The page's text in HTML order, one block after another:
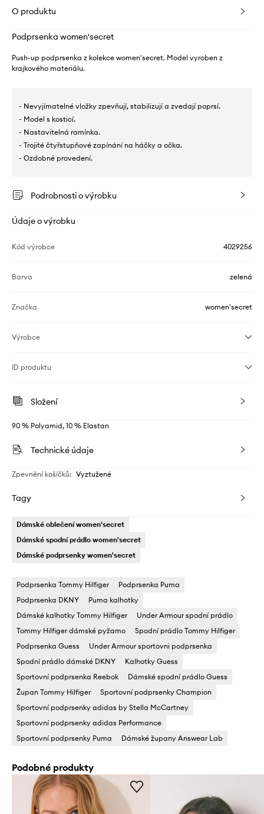
O produktu
Podprsenka women'secret
Push-up podprsenka z kolekce women'secret. Model vyroben z
krajkového materiálu.
- Nevyjímatelné vložky zpevňují, stabilizují a zvedají poprsí.
- Model s kosticí.
- Nastavitelná ramínka.
- Trojité čtyřstupňové zapínání na háčky a očka.
- Ozdobné provedení.
Podrobnosti o výrobku
Údaje o výrobku
Kód výrobce 4029256
Barva zelená
Značka women'secret
Výrobce
ID produktu
Složení
90 % Polyamid, 10 % Elastan
Technické údaje
Zpevnění košíčků: Vyztužené
Tagy
Dámské oblečení women'secret
Dámské spodní prádlo women'secret
Dámské podprsenky women'secret
Podprsenka Tommy Hilfiger
Podprsenka Puma
Podprsenka DKNY
Puma kalhotky
Dámské kalhotky Tommy Hilfiger
Under Armour spodní prádlo
Tommy Hilfiger dámské pyžamo
Spodní prádlo Tommy Hilfiger
Podprsenka Guess
Under Armour sportovni podprsenka
Spodní prádlo dámské DKNY
Kalhotky Guess
Sportovní podprsenka Reebok
Dámské spodní prádlo Guess
Župan Tommy Hilfiger
Sportovní podprsenky Champion
Sportovní podprsenky adidas by Stella McCartney
Sportovní podprsenky adidas Performance
Sportovní podprsenky Puma
Dámské župany Answear Lab
Podobné produkty